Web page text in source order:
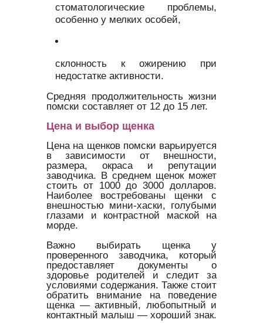
стоматологические проблемы,
особенно у мелких особей,
склонность к ожирению при
недостатке активности.
Средняя продолжительность жизни
помски составляет от 12 до 15 лет.
Цена и выбор щенка
Цена на щенков помски варьируется
в зависимости от внешности,
размера, окраса и репутации
заводчика. В среднем щенок может
стоить от 1000 до 3000 долларов.
Наиболее востребованы щенки с
внешностью мини-хаски, голубыми
глазами и контрастной маской на
морде.
Важно выбирать щенка у
проверенного заводчика, который
предоставляет документы о
здоровье родителей и следит за
условиями содержания. Также стоит
обратить внимание на поведение
щенка — активный, любопытный и
контактный малыш — хороший знак.